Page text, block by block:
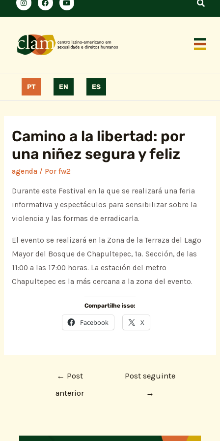
PT EN ES
Camino a la libertad: por
una niñez segura y feliz
agenda/ Por fw2
Durante este Festival en la que se realizará una feria
informativa y espectáculos para sensibilizar sobre la
violencia y las formas de erradicarla.
El evento se realizará en la Zona de la Terraza del Lago
Mayor del Bosque de Chapultepec, 1ª. Sección, de las
11:00 a las 17:00 horas. La estación del metro
Chapultepec es la más cercana a la zona del evento.
Compartilhe isso:
Facebook X
← Post
anterior
Post seguinte
→